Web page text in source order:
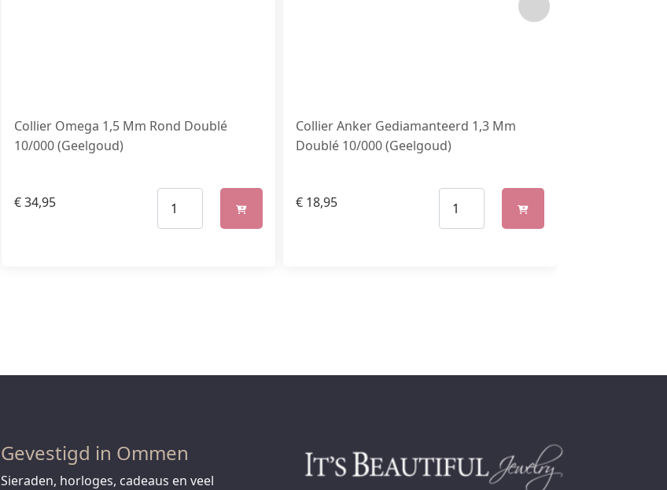
Collier Omega 1,5 Mm Rond Doublé
10/000 (Geelgoud)
€34,95
Collier Anker Gediamanteerd 1,3 Mm
Doublé 10/000 (Geelgoud)
€ 18,95
Gevestigd in Ommen
Sieraden, horloges, cadeaus en veel